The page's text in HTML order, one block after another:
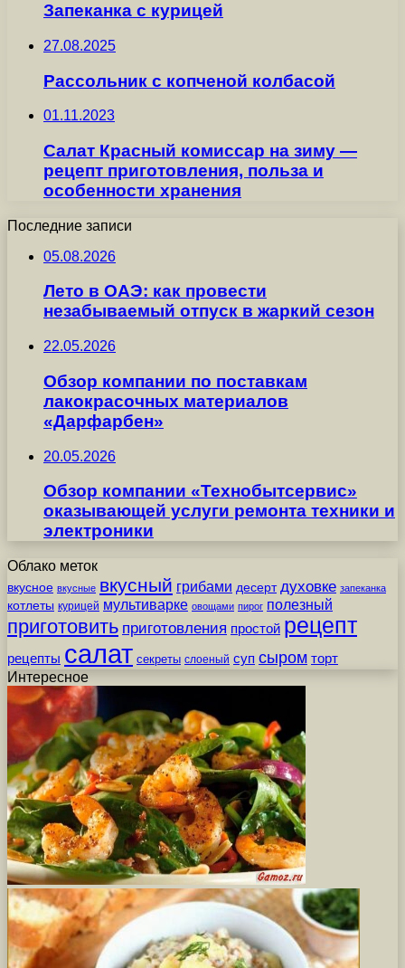
Запеканка с курицей
27.08.2025
Рассольник с копченой колбасой
01.11.2023
Салат Красный комиссар на зиму —
рецепт приготовления, польза и
особенности хранения
Последние записи
05.08.2026
Лето в ОАЭ: как провести
незабываемый отпуск в жаркий сезон
22.05.2026
Обзор компании по поставкам
лакокрасочных материалов
«Дарфарбен»
20.05.2026
Обзор компании «Технобытсервис»
оказывающей услуги ремонта техники и
электроники
Облако меток
вкусное вкусные вкусный грибами десерт духовке запеканка
котлеты курицей мультиварке овощами пирог полезный
приготовить приготовления простой рецепт
рецепты салат секреты слоеный суп сыром торт
Интересное